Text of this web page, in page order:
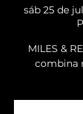
sáb 25 de jul
MILES &
combina